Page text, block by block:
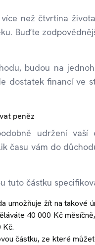
než čtvrtina
Buďte
budou na
dostatek financí ve
peněz
udržení vaší
času vám do
tuto částku
umožňuje žít na takové
40 000 Kč
Kč.
částku, ze které